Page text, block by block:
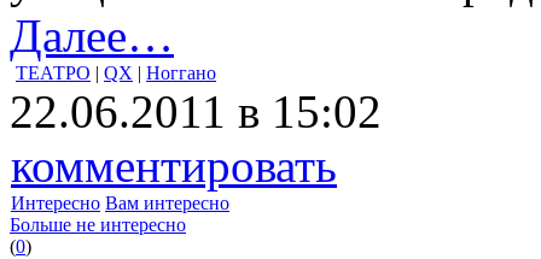
Далее…
ТЕАТРО | QX | Ноггано
22.06.2011 в 15:02
комментировать
Интересно Вам интересно
Больше не интересно
(0)